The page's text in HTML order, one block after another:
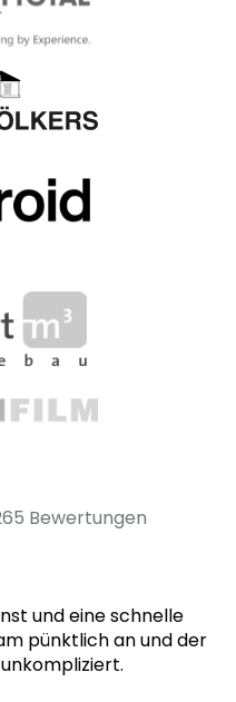
Bewertungen
und eine schnelle
pünktlich an und der